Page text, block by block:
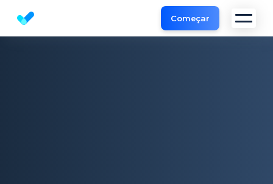
Análise SEO | Ferramentas SEO da Sitechecker
Começar